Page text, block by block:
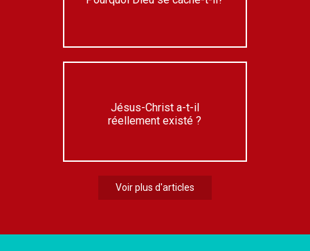
Jésus-Christ a-t-il
réellement existé ?
Voir plus d'articles